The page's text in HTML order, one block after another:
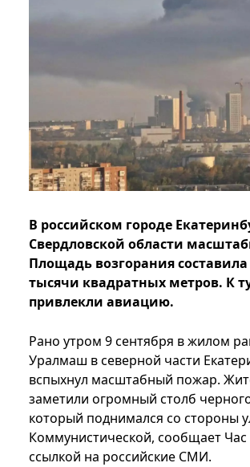
В российском городе
Свердловской области
Площадь возгорания составила
тысячи квадратных метров. К
привлекли авиацию.
Рано утром 9 сентября в жилом
Уралмаш в северной части
вспыхнул масштабный пожар.
заметили огромный столб
который поднимался со стороны
Коммунистической, сообщает Час
ссылкой на российские СМИ.